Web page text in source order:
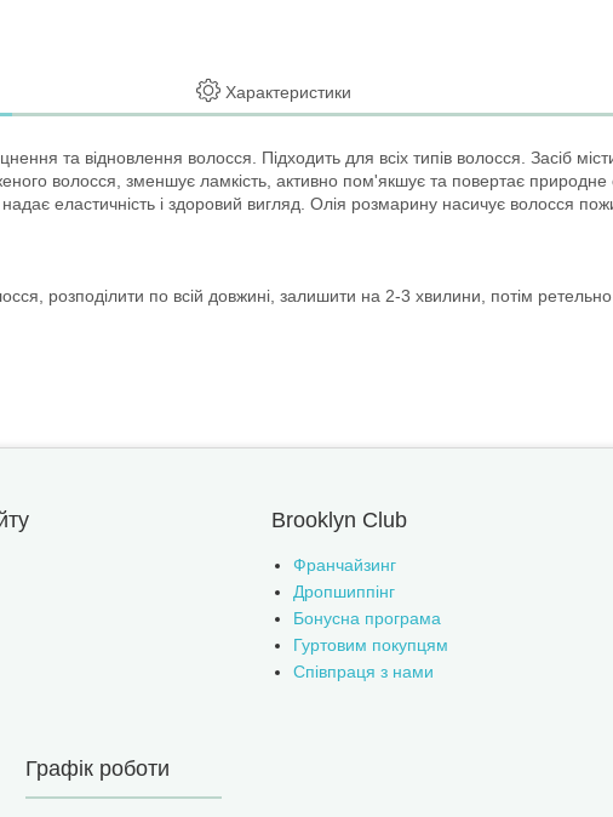
Характеристики
та відновлення волосся. Підходить для всіх типів волосся. Засіб
волосся, зменшує ламкість, активно пом'якшує та повертає
еластичність і здоровий вигляд. Олія розмарину насичує волосся
розподілити по всій довжині, залишити на 2-3 хвилини, потім
Brooklyn Club
Франчайзинг
Дропшиппінг
Бонусна програма
Гуртовим покупцям
Співпраця з нами
Графік роботи